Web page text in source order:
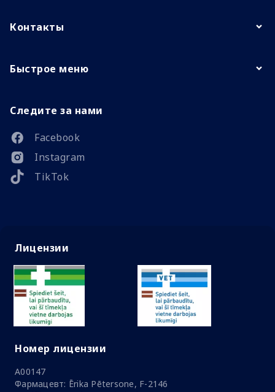
Контакты
Быстрое меню
Следите за нами
Facebook
Instagram
TikTok
Лицензии
Номер лицензии
A00147
Фармацевт: Ērika Pētersone, F-2146